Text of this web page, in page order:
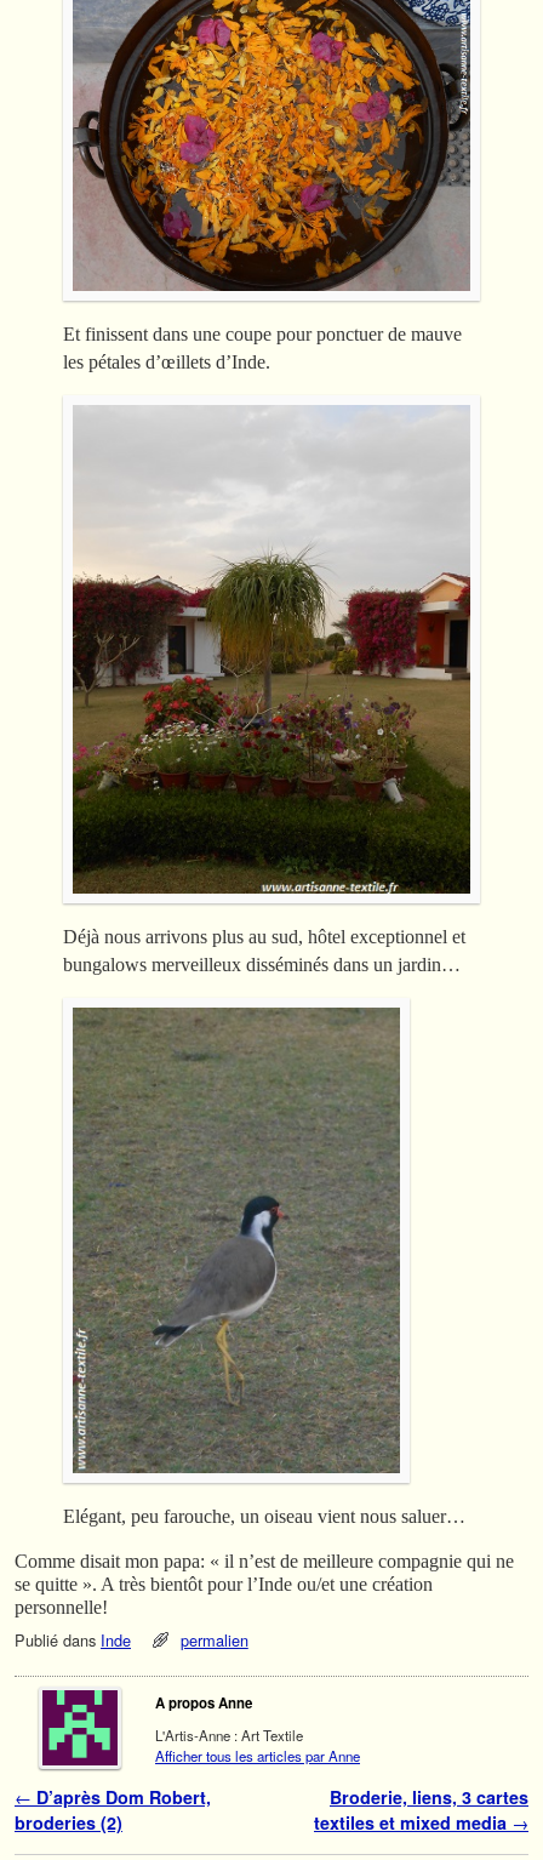
Et finissent dans une coupe pour ponctuer de mauve
les pétales d’œillets d’Inde.
Déjà nous arrivons plus au sud, hôtel exceptionnel et
bungalows merveilleux disséminés dans un jardin…
Elégant, peu farouche, un oiseau vient nous saluer…
Comme disait mon papa: « il n’est de meilleure compagnie qui ne
se quitte ». A très bientôt pour l’Inde ou/et une création
personnelle!
Publié dans Inde permalien
A propos Anne
L'Artis-Anne : Art Textile
Afficher tous les articles par Anne
Navigation des articles
← D’après Dom Robert,
broderies (2)
Broderie, liens, 3 cartes
textiles et mixed media →